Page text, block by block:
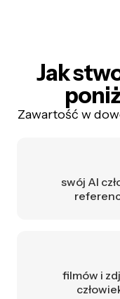
Jak
Zawartość w
swój AI
filmów i